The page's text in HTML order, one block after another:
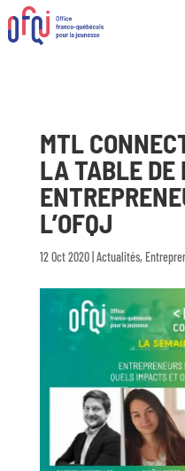
MTL
LA TABLE DE
L’OFQJ
12 Oct 2020| Actualités,